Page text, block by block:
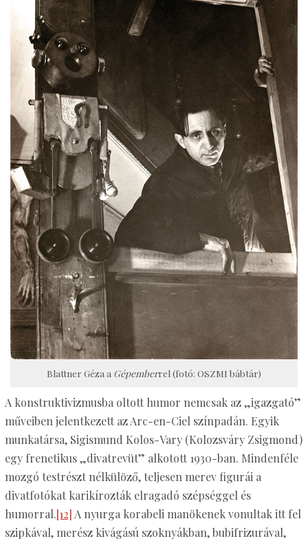
Blattner Géza a Gépemberrel (fotó: OSZMI bábtár)
A konstruktivizmusba oltott humor nemcsak az „igazgató”
műveiben jelentkezett az Arc-en-Ciel színpadán. Egyik
munkatársa, Sigismund Kolos-Vary (Kolozsváry Zsigmond)
egy frenetikus „divatrevüt” alkotott 1930-ban. Mindenféle
mozgó testrészt nélkülöző, teljesen merev figurái a
divatfotókat karikírozták elragadó szépséggel és
humorral.[12] A nyurga korabeli manökenek vonultak itt fel
szipkával, merész kivágású szoknyákban, bubifrizurával,